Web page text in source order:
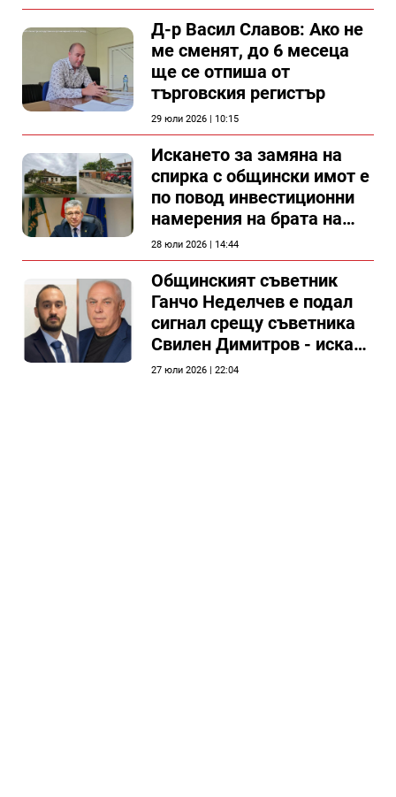
Д-р Васил Славов: Ако не
ме сменят, до 6 месеца
ще се отпиша от
търговския регистър
29 юли 2026 | 10:15
Искането за замяна на
спирка с общински имот е
по повод инвестиционни
намерения на брата на
председателя на
Общински съвет Силистра
28 юли 2026 | 14:44
Общинският съветник
Ганчо Неделчев е подал
сигнал срещу съветника
Свилен Димитров - иска
етичната комисия на
27 юли 2026 | 22:04